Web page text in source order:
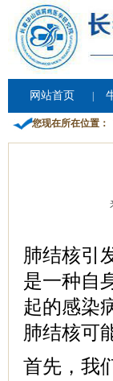
网站首页
您现在所在位置：
肺结核引
是一种自
起的感染
肺结核可
首先，我